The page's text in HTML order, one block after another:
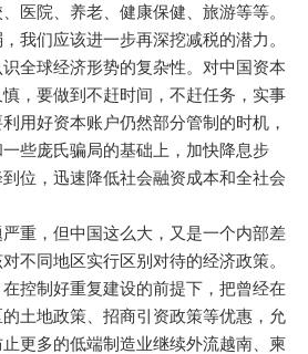
医院、养老、健康保健、旅游等等。
我们应该进一步再深挖减税的潜力。
全球经济形势的复杂性。对中国资本
，要做到不赶时间，不赶任务，实事
用好资本账户仍然部分管制的时机，
些庞氏骗局的基础上，加快降息步
位，迅速降低社会融资成本和全社会
重，但中国这么大，又是一个内部差
不同地区实行区别对待的经济政策。
控制好重复建设的前提下，把曾经在
土地政策、招商引资政策等优惠，允
更多的低端制造业继续外流越南、柬